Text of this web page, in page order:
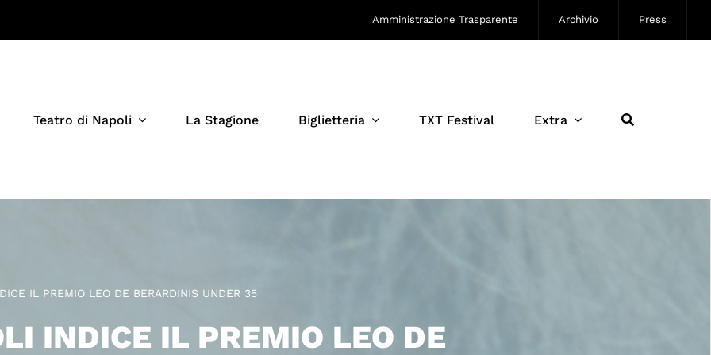
Amministrazione Trasparente Archivio Press
Teatro di Napoli La Stagione Biglietteria TXT Festival Extra
IL PREMIO LEO DE BERARDINIS UNDER 35
INDICE IL PREMIO LEO DE